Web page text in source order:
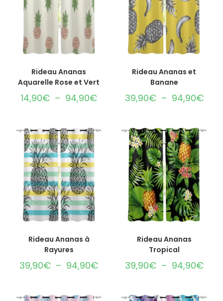
CHOIX DES OPTIONS
Rideau Ananas
Aquarelle Rose et Vert
14,90€ – 94,90€
CHOIX DES OPTIONS
Rideau Ananas et
Banane
39,90€ – 94,90€
CHOIX DES OPTIONS
Rideau Ananas à
Rayures
39,90€ – 94,90€
CHOIX DES OPTIONS
Rideau Ananas
Tropical
39,90€ – 94,90€